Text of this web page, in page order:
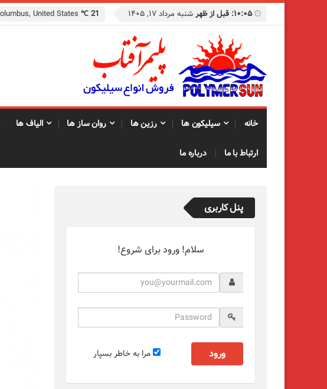
۱۰:۰۵: قبل از ظهر شنبه مرداد ۱۷, ۱۴۰۵ 21 ℃
خانه سیلیکون ها رزین ها روان ساز ها الیاف ها
ارتباط با ما درباره ما
پنل کاربری
سلام! ورود برای شروع!
مرا به خاطر بسپار ورود